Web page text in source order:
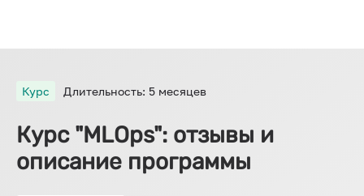
Курс Длительность: 5 месяцев
Курс "MLOps": отзывы и
описание программы